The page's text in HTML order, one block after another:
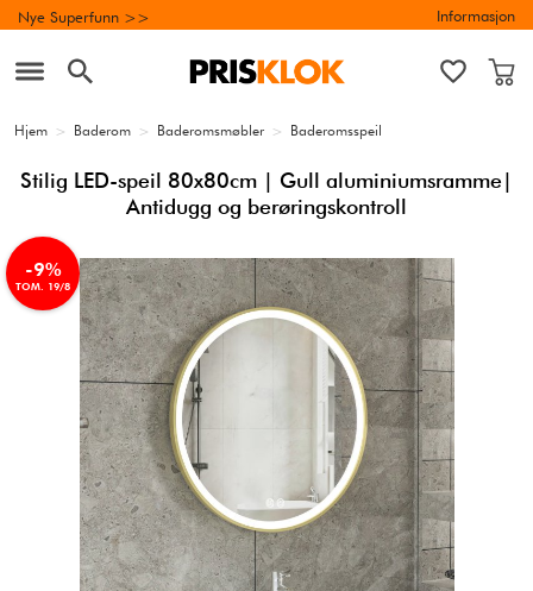
Nye Superfunn >> Informasjon
Hjem > Baderom > Baderomsmøbler > Baderomsspeil
Stilig LED-speil 80x80cm | Gull aluminiumsramme|
Antidugg og berøringskontroll
-9%
TOM. 19/8